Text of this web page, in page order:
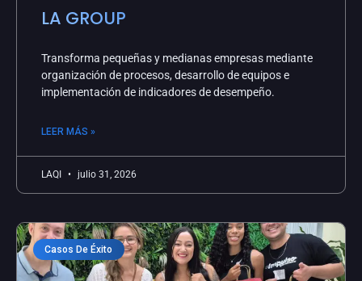
LA GROUP
Transforma pequeñas y medianas empresas mediante
organización de procesos, desarrollo de equipos e
implementación de indicadores de desempeño.
LEER MÁS »
LAQI julio 31, 2026
Casos De Éxito